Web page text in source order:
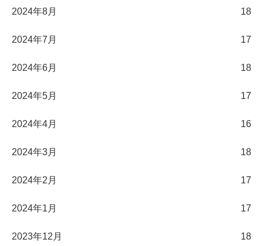
2024年8月 18
2024年7月 17
2024年6月 18
2024年5月 17
2024年4月 16
2024年3月 18
2024年2月 17
2024年1月 17
2023年12月 18